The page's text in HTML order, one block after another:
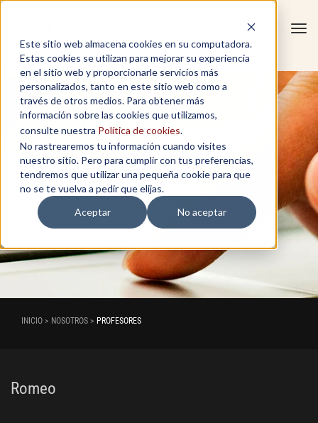
Este sitio web almacena cookies en su computadora.
Estas cookies se utilizan para mejorar su experiencia
en el sitio web y proporcionarle servicios más
personalizados, tanto en este sitio web como a
través de otros medios. Para obtener más
información sobre las cookies que utilizamos,
consulte nuestra Política de cookies.
No rastrearemos tu información cuando visites
nuestro sitio. Pero para cumplir con tus preferencias,
tendremos que utilizar una pequeña cookie para que
no se te vuelva a pedir que elijas.
Aceptar
No aceptar
PROFESORES
INICIO > NOSOTROS > PROFESORES
Romeo